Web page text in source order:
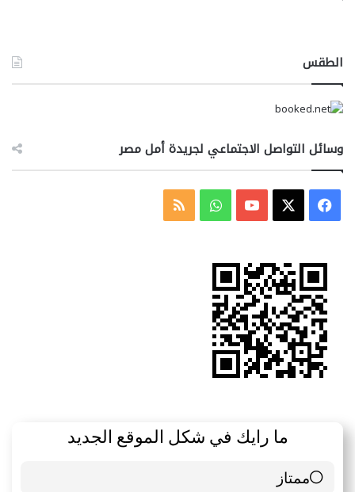
الطقس
وسائل التواصل الاجتماعي لجريدة أمل مصر
فيسبوك ‫YouTubeواتسابملخص
ما رايك في شكل الموقع الجديد
ممتاز
6 ( 85.71 % )